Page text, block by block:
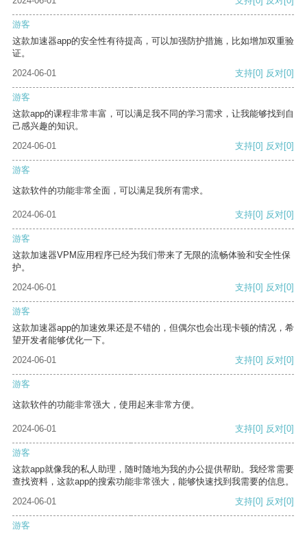
游客
这款加速器app的安全性有待提高，可以加强防护措施，比如增加双重验
证。
2024-06-01
支持[0] 反对[0]
游客
这款app的课程非常丰富，可以满足我不同的学习需求，让我能够找到自
己感兴趣的知识。
2024-06-01
支持[0] 反对[0]
游客
这款软件的功能非常全面，可以满足我所有需求。
2024-06-01 支持[0] 反对[0]
游客
这款加速器VPM应用程序已经为我们带来了无限的流畅体验和安全性保
护。
2024-06-01
支持[0] 反对[0]
游客
这款加速器app的加速效果还是不错的，但偶尔也会出现卡顿的情况，希
望开发者能够优化一下。
2024-06-01
支持[0] 反对[0]
游客
这款软件的功能非常强大，使用起来非常方便。
2024-06-01 支持[0] 反对[0]
游客
这款app就像我的私人助理，随时随地为我的办公提供帮助。我经常需要
查找资料，这款app的搜索功能非常强大，能够快速找到我需要的信息。
2024-06-01
支持[0] 反对[0]
游客